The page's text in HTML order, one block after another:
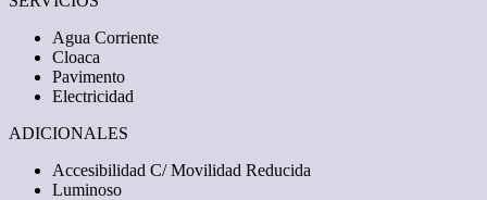
Agua Corriente
Cloaca
Pavimento
Electricidad
ADICIONALES
Accesibilidad C/ Movilidad Reducida
Luminoso